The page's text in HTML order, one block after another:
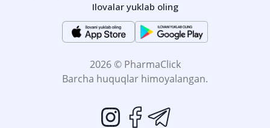
Ilovalar yuklab oling
2026 © PharmaClick
Barcha huquqlar himoyalangan.